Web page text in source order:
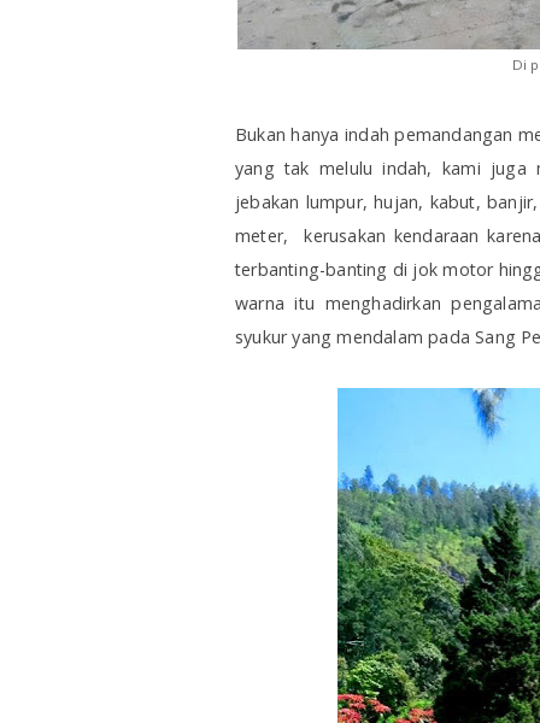
Di
Bukan hanya indah pemandangan
yang tak melulu indah, kami
jebakan lumpur, hujan, kabut,
meter, kerusakan kendaraan
terbanting-banting di jok motor
warna itu menghadirkan
syukur yang mendalam pada Sang